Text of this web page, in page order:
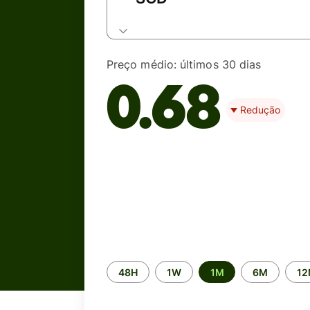
Preço médio: últimos 30 dias
0.68 Redução
Time
period
48H 1W 1M 6M